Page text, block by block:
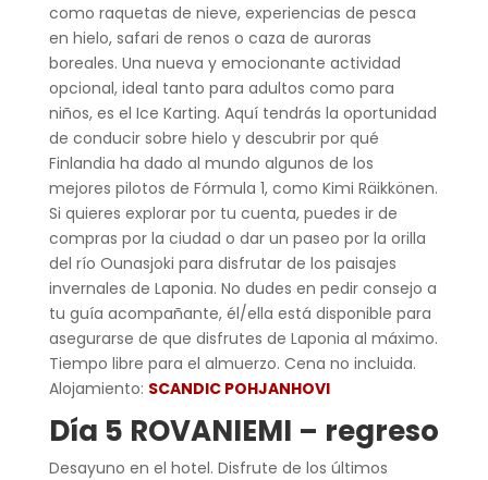
como raquetas de nieve, experiencias de pesca
en hielo, safari de renos o caza de auroras
boreales. Una nueva y emocionante actividad
opcional, ideal tanto para adultos como para
niños, es el Ice Karting. Aquí tendrás la oportunidad
de conducir sobre hielo y descubrir por qué
Finlandia ha dado al mundo algunos de los
mejores pilotos de Fórmula 1, como Kimi Räikkönen.
Si quieres explorar por tu cuenta, puedes ir de
compras por la ciudad o dar un paseo por la orilla
del río Ounasjoki para disfrutar de los paisajes
invernales de Laponia. No dudes en pedir consejo a
tu guía acompañante, él/ella está disponible para
asegurarse de que disfrutes de Laponia al máximo.
Tiempo libre para el almuerzo. Cena no incluida.
Alojamiento: SCANDIC POHJANHOVI
Día 5 ROVANIEMI – regreso
Desayuno en el hotel. Disfrute de los últimos